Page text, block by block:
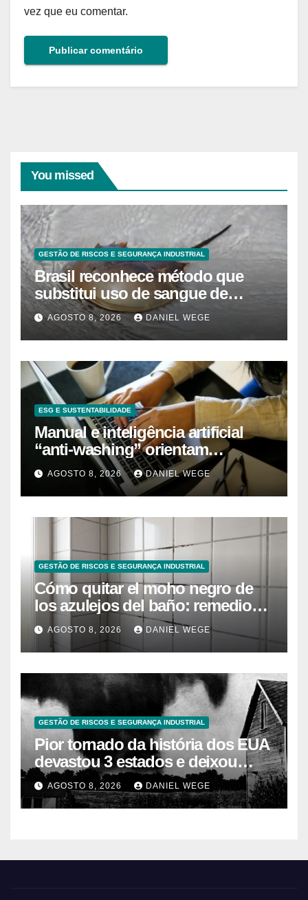
vez que eu comentar.
You missed
GESTÃO DE RISCOS E SEGURANÇA INDUSTRIAL
Brasil reconhece método que
substitui uso de sangue de
caranguejo-ferradura em testes
farmacêuticos
AGOSTO 8, 2026 DANIEL WEGE
ESG E SUSTENTABILIDADE
Manual e inteligência artificial
“anti-washing” orientam
empresas
AGOSTO 8, 2026 DANIEL WEGE
GESTÃO DE RISCOS E SEGURANÇA INDUSTRIAL
Cómo quitar el moho negro de
los azulejos del baño: remedios
caseros efectivos
AGOSTO 8, 2026 DANIEL WEGE
GESTÃO DE RISCOS E SEGURANÇA INDUSTRIAL
Pior tornado da história dos EUA
devastou 3 estados e deixou
centenas de mortos
AGOSTO 8, 2026 DANIEL WEGE